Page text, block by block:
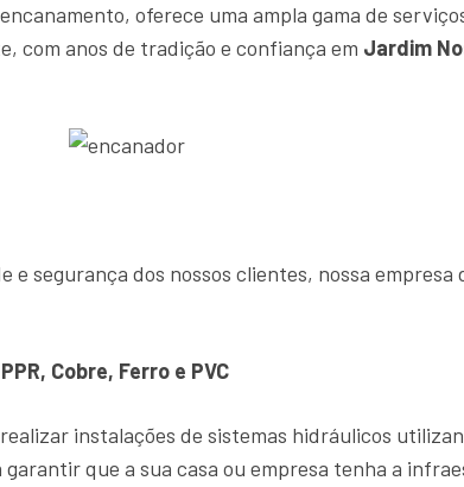
oferece uma ampla gama de
com anos de tradição e confiança em Jardim
segurança dos nossos clientes, nossa empresa
Cobre, Ferro e PVC
instalações de sistemas hidráulicos
garantir que a sua casa ou empresa tenha a